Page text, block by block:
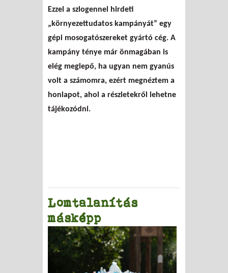
Ezzel a szlogennel hirdeti
„környezettudatos kampányát” egy
gépi mosogatószereket gyártó cég. A
kampány ténye már önmagában is
elég meglepő, ha ugyan nem gyanús
volt a számomra, ezért megnéztem a
honlapot, ahol a részletekről lehetne
tájékozódni.
Lomtalanítás
másképp